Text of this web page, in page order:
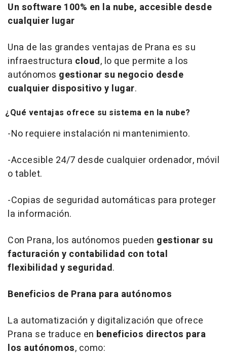
Un software 100% en la nube, accesible desde
cualquier lugar
Una de las grandes ventajas de Prana es su
infraestructura cloud, lo que permite a los
autónomos gestionar su negocio desde
cualquier dispositivo y lugar.
¿Qué ventajas ofrece su sistema en la nube?
-No requiere instalación ni mantenimiento.
-Accesible 24/7 desde cualquier ordenador, móvil
otablet.
-Copias de seguridad automáticas para proteger
la información.
Con Prana, los autónomos pueden gestionar su
facturación y contabilidad con total
flexibilidad y seguridad.
Beneficios de Prana para autónomos
La automatización y digitalización que ofrece
Prana se traduce en beneficios directos para
los autónomos, como: